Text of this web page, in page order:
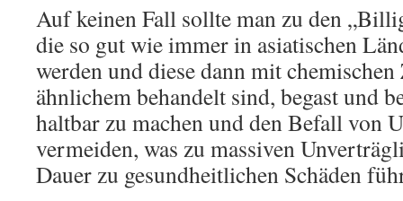
Auf keinen Fall sollte man zu den
die so gut wie immer in asiatischen
werden und diese dann mit
ähnlichem behandelt sind, begast und
haltbar zu machen und den Befall von
vermeiden, was zu massiven
Dauer zu gesundheitlichen Schäden